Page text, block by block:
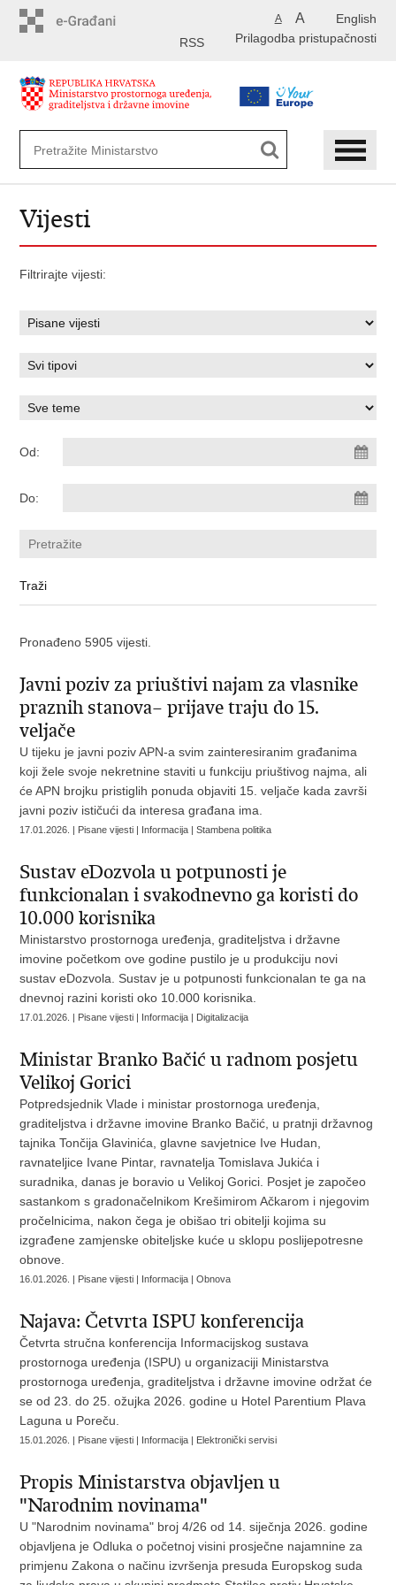
English
A A
Prilagodba pristupačnosti
RSS
Vijesti
Filtrirajte vijesti:
Od:
Do:
Pronađeno 5905 vijesti.
Javni poziv za priuštivi najam za vlasnike
praznih stanova– prijave traju do 15.
veljače
U tijeku je javni poziv APN-a svim zainteresiranim građanima
koji žele svoje nekretnine staviti u funkciju priuštivog najma, ali
će APN brojku pristiglih ponuda objaviti 15. veljače kada završi
javni poziv ističući da interesa građana ima.
17.01.2026. | Pisane vijesti | Informacija | Stambena politika
Sustav eDozvola u potpunosti je
funkcionalan i svakodnevno ga koristi do
10.000 korisnika
Ministarstvo prostornoga uređenja, graditeljstva i državne
imovine početkom ove godine pustilo je u produkciju novi
sustav eDozvola. Sustav je u potpunosti funkcionalan te ga na
dnevnoj razini koristi oko 10.000 korisnika.
17.01.2026. | Pisane vijesti | Informacija | Digitalizacija
Ministar Branko Bačić u radnom posjetu
Velikoj Gorici
Potpredsjednik Vlade i ministar prostornoga uređenja,
graditeljstva i državne imovine Branko Bačić, u pratnji državnog
tajnika Tončija Glavinića, glavne savjetnice Ive Hudan,
ravnateljice Ivane Pintar, ravnatelja Tomislava Jukića i
suradnika, danas je boravio u Velikoj Gorici. Posjet je započeo
sastankom s gradonačelnikom Krešimirom Ačkarom i njegovim
pročelnicima, nakon čega je obišao tri obitelji kojima su
izgrađene zamjenske obiteljske kuće u sklopu poslijepotresne
obnove.
16.01.2026. | Pisane vijesti | Informacija | Obnova
Najava: Četvrta ISPU konferencija
Četvrta stručna konferencija Informacijskog sustava
prostornoga uređenja (ISPU) u organizaciji Ministarstva
prostornoga uređenja, graditeljstva i državne imovine održat će
se od 23. do 25. ožujka 2026. godine u Hotel Parentium Plava
Laguna u Poreču.
15.01.2026. | Pisane vijesti | Informacija | Elektronički servisi
Propis Ministarstva objavljen u
"Narodnim novinama"
U "Narodnim novinama" broj 4/26 od 14. siječnja 2026. godine
objavljena je Odluka o početnoj visini prosječne najamnine za
primjenu Zakona o načinu izvršenja presuda Europskog suda